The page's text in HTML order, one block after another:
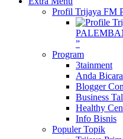
Profil Trijaya FM
”
Program
3tainment
Anda Bicara
Blogger
Business
Healthy
Info Bisnis
Populer Topik